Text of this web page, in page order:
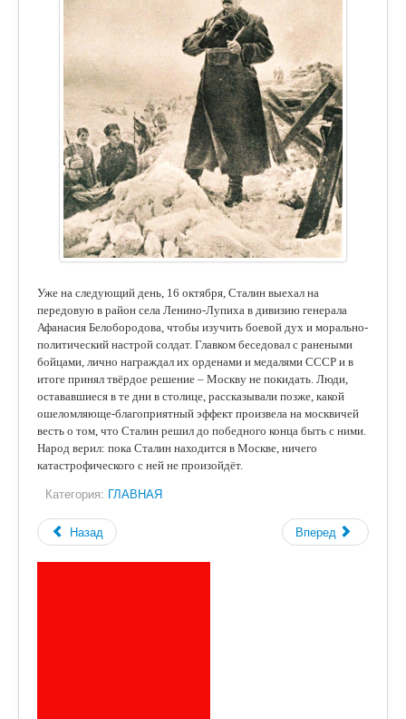
Уже на следующий день, 16 октября, Сталин выехал на
передовую в район села Ленино-Лупиха в дивизию генерала
Афанасия Белобородова, чтобы изучить боевой дух и морально-
политический настрой солдат. Главком беседовал с ранеными
бойцами, лично награждал их орденами и медалями СССР и в
итоге принял твёрдое решение – Москву не покидать. Люди,
остававшиеся в те дни в столице, рассказывали позже, какой
ошеломляюще-благоприятный эффект произвела на москвичей
весть о том, что Сталин решил до победного конца быть с ними.
Народ верил: пока Сталин находится в Москве, ничего
катастрофического с ней не произойдёт.
Категория: ГЛАВНАЯ
Назад Вперед